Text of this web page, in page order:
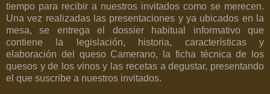
tiempo para recibir a nuestros invitados como se merecen.
Una vez realizadas las presentaciones y ya ubicados en la
mesa, se entrega el dossier habitual informativo que
contiene la legislación, historia, características y
elaboración del queso Camerano, la ficha técnica de los
quesos y de los vinos y las recetas a degustar, presentando
el que suscribe a nuestros invitados.